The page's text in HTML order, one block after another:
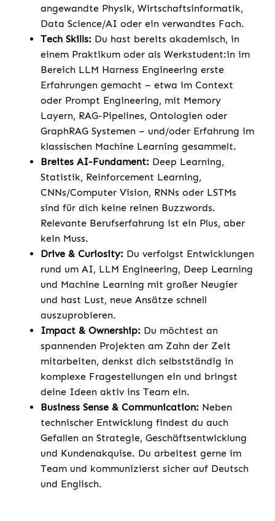
angewandte Physik, Wirtschaftsinformatik,
Data Science/AI oder ein verwandtes Fach.
Tech Skills: Du hast bereits akademisch, in
einem Praktikum oder als Werkstudent:in im
Bereich LLM Harness Engineering erste
Erfahrungen gemacht – etwa im Context
oder Prompt Engineering, mit Memory
Layern, RAG-Pipelines, Ontologien oder
GraphRAG Systemen – und/oder Erfahrung im
klassischen Machine Learning gesammelt.
Breites AI-Fundament: Deep Learning,
Statistik, Reinforcement Learning,
CNNs/Computer Vision, RNNs oder LSTMs
sind für dich keine reinen Buzzwords.
Relevante Berufserfahrung ist ein Plus, aber
kein Muss.
Drive & Curiosity: Du verfolgst Entwicklungen
rund um AI, LLM Engineering, Deep Learning
und Machine Learning mit großer Neugier
und hast Lust, neue Ansätze schnell
auszuprobieren.
Impact & Ownership: Du möchtest an
spannenden Projekten am Zahn der Zeit
mitarbeiten, denkst dich selbstständig in
komplexe Fragestellungen ein und bringst
deine Ideen aktiv ins Team ein.
Business Sense & Communication: Neben
technischer Entwicklung findest du auch
Gefallen an Strategie, Geschäftsentwicklung
und Kundenakquise. Du arbeitest gerne im
Team und kommunizierst sicher auf Deutsch
und Englisch.